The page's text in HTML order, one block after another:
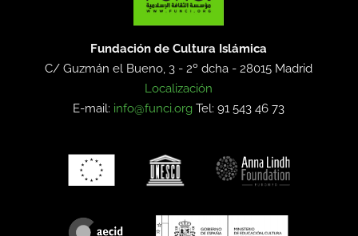
Fundación de Cultura Islámica
C/ Guzmán el Bueno, 3 - 2º dcha -28015 Madrid
Localización
E-mail: info@funci.org Tel: 91 543 46 73